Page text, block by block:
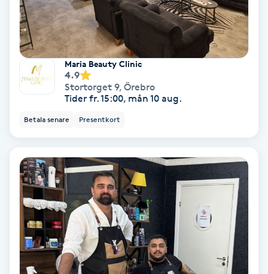
Läpptatuering
Makeup
Manikyr & Pedikyr
Medial vägledning
Medicinsk massage
Meditation
Maria Beauty Clinic
4.9
Stortorget 9, Örebro
Tider fr. 15:00, mån 10 aug.
Betala senare Presentkort